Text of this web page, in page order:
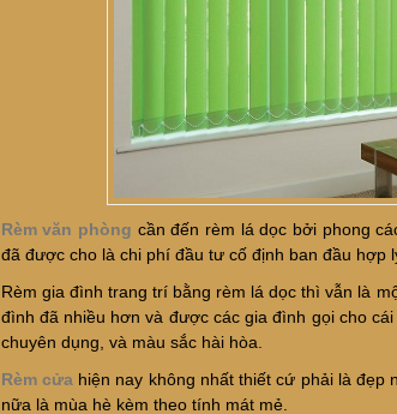
Rèm văn phòng cần đến rèm lá dọc bởi phong
đã được cho là chi phí đầu tư cố định ban đầu hợp
Rèm gia đình trang trí bằng rèm lá dọc thì vẫn là
đình đã nhiều hơn và được các gia đình gọi cho
chuyên dụng, và màu sắc hài hòa.
Rèm cửa hiện nay không nhất thiết cứ phải là
nữa là mùa hè kèm theo tính mát mẻ.